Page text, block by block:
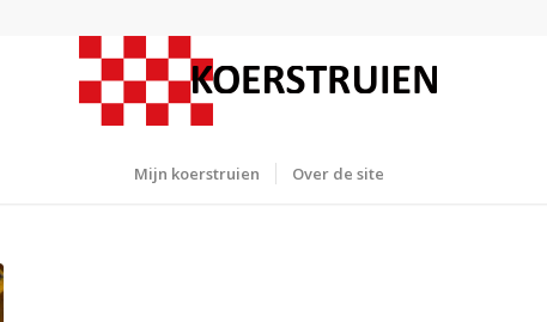
Mijn koerstruien Over de site